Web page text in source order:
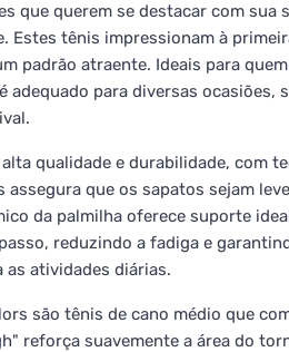
que querem se destacar com sua
Estes tênis impressionam à
padrão atraente. Ideais para
adequado para diversas ocasiões,
qualidade e durabilidade, com
assegura que os sapatos sejam
da palmilha oferece suporte
reduzindo a fadiga e
as atividades diárias.
são tênis de cano médio que
reforça suavemente a área do